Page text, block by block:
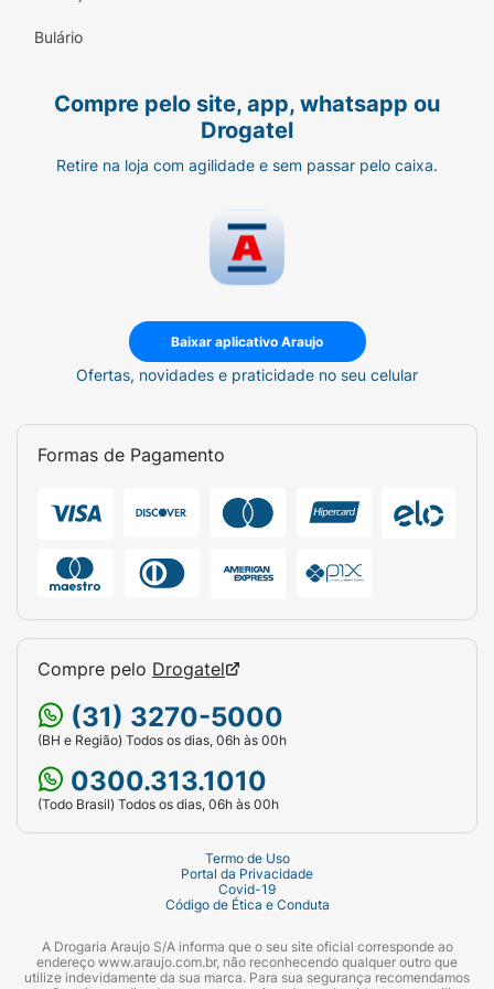
cor e o couro cabeludo.
Invista na saúde e beleza dos seus cabelos.
Máscara Condicionante Itely
Hairfashion Nutrição 250ge experimente o
Bulário
Compre pelo site, app, whatsapp ou
Drogatel
Retire na loja com agilidade e sem passar pelo caixa.
Baixar aplicativo Araujo
Ofertas, novidades e praticidade no seu celular
Formas de Pagamento
Compre pelo Drogatel
(31) 3270-5000
(BH e Região) Todos os dias, 06h às 00h
0300.313.1010
(Todo Brasil) Todos os dias, 06h às 00h
Termo de Uso
Portal da Privacidade
Covid-19
Código de Ética e Conduta
A Drogaria Araujo S/A informa que o seu site oficial corresponde ao
endereço www.araujo.com.br, não reconhecendo qualquer outro que
utilize indevidamente da sua marca. Para sua segurança recomendamos